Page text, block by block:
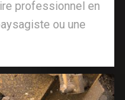
professionnel en
ou une